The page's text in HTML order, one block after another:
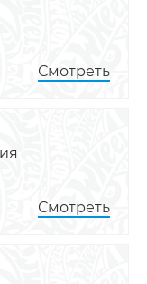
Смотреть
Смотреть